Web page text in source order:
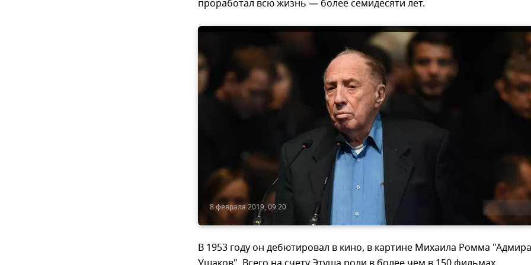
проработал всю жизнь — более семидесяти лет.
8 февраля 2019, 09:20
В 1953 году он дебютировал в кино, в картине Михаила Ромма